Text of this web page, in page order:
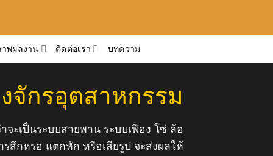
พผลงาน ติดต่อเรา บทความ
จักรอุตสาหกรรม
จะเป็นระบบสายพาน ระบบเฟือง โซ่ ล้อ
สึกหรอ แตกหัก หรือเสียรูป จะส่งผลให้